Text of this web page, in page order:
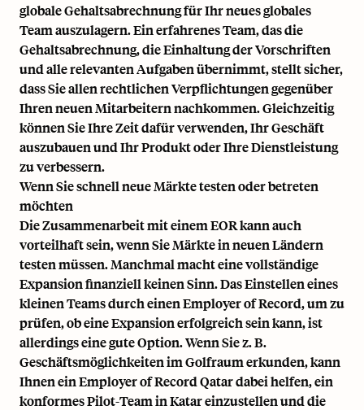
globale Gehaltsabrechnung für Ihr neues globales
Team auszulagern. Ein erfahrenes Team, das die
Gehaltsabrechnung, die Einhaltung der Vorschriften
und alle relevanten Aufgaben übernimmt, stellt sicher,
dass Sie allen rechtlichen Verpflichtungen gegenüber
Ihren neuen Mitarbeitern nachkommen. Gleichzeitig
können Sie Ihre Zeit dafür verwenden, Ihr Geschäft
auszubauen und Ihr Produkt oder Ihre Dienstleistung
zu verbessern.
Wenn Sie schnell neue Märkte testen oder betreten
möchten
Die Zusammenarbeit mit einem EOR kann auch
vorteilhaft sein, wenn Sie Märkte in neuen Ländern
testen müssen. Manchmal macht eine vollständige
Expansion finanziell keinen Sinn. Das Einstellen eines
kleinen Teams durch einen Employer of Record, um zu
prüfen, ob eine Expansion erfolgreich sein kann, ist
allerdings eine gute Option. Wenn Sie z. B.
Geschäftsmöglichkeiten im Golfraum erkunden, kann
Ihnen einEmployer of Record Qatardabei helfen, ein
konformes Pilot-Team in Katar einzustellen und die